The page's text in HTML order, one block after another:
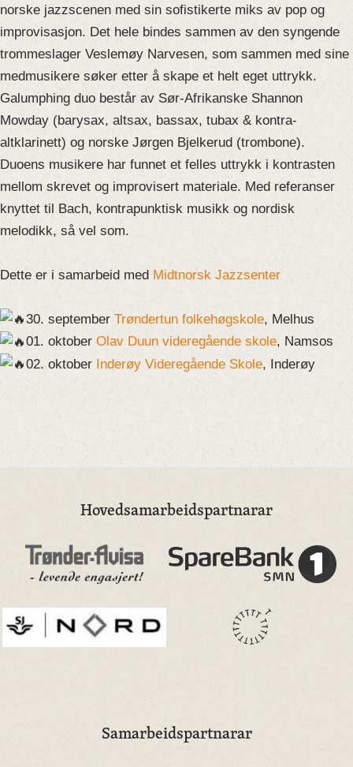
norske jazzscenen med sin sofistikerte miks av pop og
improvisasjon. Det hele bindes sammen av den syngende
trommeslager Veslemøy Narvesen, som sammen med sine
medmusikere søker etter å skape et helt eget uttrykk.
Galumphing duo består av Sør-Afrikanske Shannon
Mowday (barysax, altsax, bassax, tubax & kontra-
altklarinett) og norske Jørgen Bjelkerud (trombone).
Duoens musikere har funnet et felles uttrykk i kontrasten
mellom skrevet og improvisert materiale. Med referanser
knyttet til Bach, kontrapunktisk musikk og nordisk
melodikk, så vel som.
Dette er i samarbeid med Midtnorsk Jazzsenter
30. september Trøndertun folkehøgskole, Melhus
01. oktober Olav Duun videregående skole, Namsos
02. oktober Inderøy Videregående Skole, Inderøy
Hovedsamarbeidspartnarar
Samarbeidspartnarar